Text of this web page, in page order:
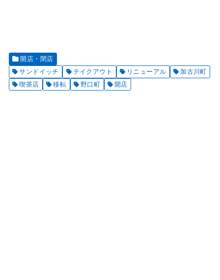
開店・閉店
サンドイッチ
テイクアウト リニューアル
加古川町
喫茶店
移転 野口町 開店